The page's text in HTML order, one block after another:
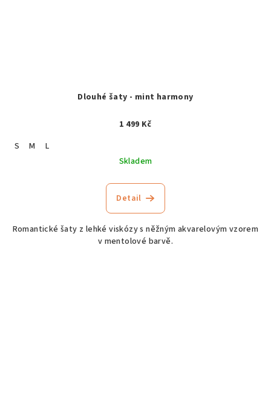
Dlouhé šaty - mint harmony
1 499 Kč
S
M
L
Skladem
Detail
Romantické šaty z lehké viskózy s něžným akvarelovým vzorem
v mentolové barvě.